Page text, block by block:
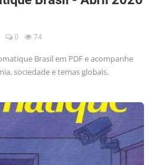
0 74
Brasil em PDF e acompanhe
sociedade e temas globais.